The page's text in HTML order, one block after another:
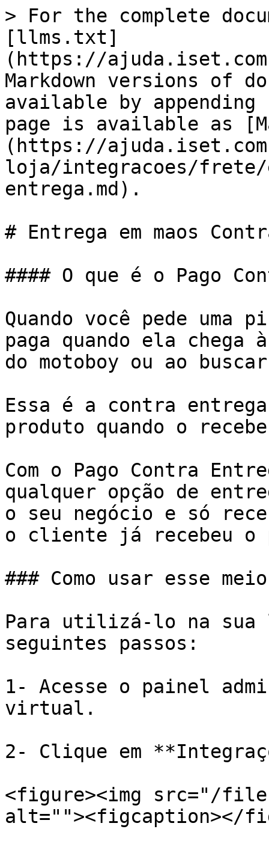
> For the complete
[llms.txt]
(https://
Markdown versions of
available by
page is available as
(https://
loja/integracoes/frete/
entrega.md).
# Entrega em maos
#### O que é o Pago
Quando você pede
paga quando ela chega
do motoboy ou ao
Essa é a contra
produto quando o
Com o Pago Contra
qualquer opção de
o seu negócio e só
o cliente já recebeu o
### Como usar esse
Para utilizá-lo na
seguintes passos:
1- Acesse o painel
virtual.
2- Clique em
<figure><img src="/files/
alt=""><figcaption></